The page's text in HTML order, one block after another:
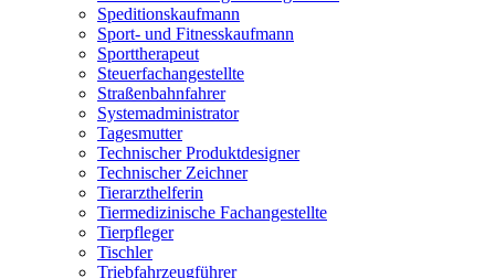
Speditionskaufmann
Sport- und Fitnesskaufmann
Sporttherapeut
Steuerfachangestellte
Straßenbahnfahrer
Systemadministrator
Tagesmutter
Technischer Produktdesigner
Technischer Zeichner
Tierarzthelferin
Tiermedizinische Fachangestellte
Tierpfleger
Tischler
Triebfahrzeugführer